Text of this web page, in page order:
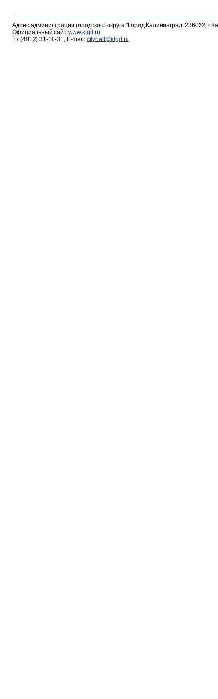
Адрес администрации городского округа "Город Калининград: 236022,
Официальный сайт www.klgd.ru
+7 (4012) 31-10-31, E-mail: cityhall@klgd.ru